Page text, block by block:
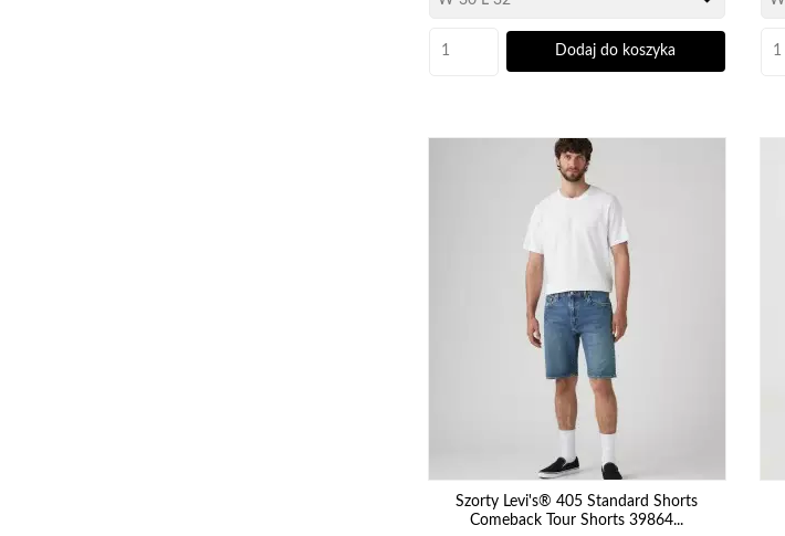
Dodaj do koszyka
Szorty Levi's® 405 Standard Shorts
Comeback Tour Shorts 39864...